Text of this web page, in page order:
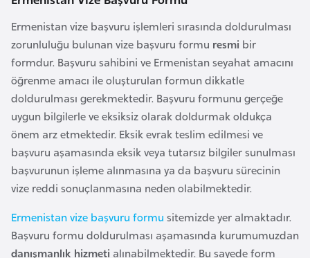
Ermenistan vize başvuru işlemleri sırasında doldurulması
zorunluluğu bulunan vize başvuru formu resmi bir
formdur. Başvuru sahibini ve Ermenistan seyahat amacını
öğrenme amacı ile oluşturulan formun dikkatle
doldurulması gerekmektedir. Başvuru formunu gerçeğe
uygun bilgilerle ve eksiksiz olarak doldurmak oldukça
önem arz etmektedir. Eksik evrak teslim edilmesi ve
başvuru aşamasında eksik veya tutarsız bilgiler sunulması
başvurunun işleme alınmasına ya da başvuru sürecinin
vize reddi sonuçlanmasına neden olabilmektedir.
Ermenistan vize başvuru formu sitemizde yer almaktadır.
Başvuru formu doldurulması aşamasında kurumumuzdan
danışmanlık hizmeti alınabilmektedir. Bu sayede form
i
y
e
t
i
C
e
z
y
i
r